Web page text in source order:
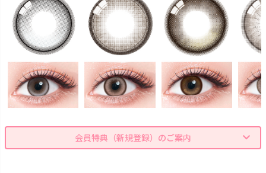
会員特典（新規登録）のご案内